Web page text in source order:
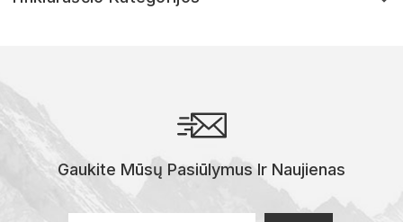
Gaukite Mūsų Pasiūlymus Ir Naujienas